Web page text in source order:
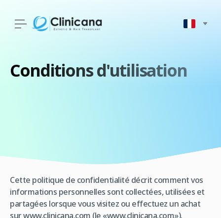
Conditions d'utilisation
Cette politique de confidentialité décrit comment vos
informations personnelles sont collectées, utilisées et
partagées lorsque vous visitez ou effectuez un achat
sur www.clinicana.com (le «www.clinicana.com»).